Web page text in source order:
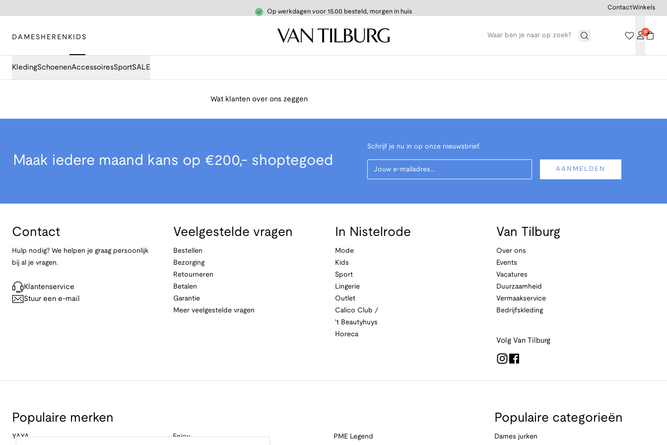
Op werkdagen voor 15.00 besteld, morgen in huis
DAMES HEREN KIDS
KledingSchoenenAccessoiresSportSALE
ContactWinkels
Wat klanten over ons zeggen
Maak iedere maand kans op €200,- shoptegoed
Schrijf je nu in op onze nieuwsbrief.
Your Email
AANMELDEN
Contact
Hulp nodig? We helpen je graag persoonlijk
bij al je vragen.
Klantenservice
Stuur een e-mail
Veelgestelde vragen
Bestellen
Bezorging
Retourneren
Betalen
Garantie
Meer veelgestelde vragen
In Nistelrode
Mode
Kids
Sport
Lingerie
Outlet
Calico Club /
't Beautyhuys
Horeca
Van Tilburg
Over ons
Events
Vacatures
Duurzaamheid
Vermaakservice
Bedrijfskleding
Volg Van Tilburg
Populaire merken
YAYA Enjoy PME Legend
Populaire categorieën
Dames jurken